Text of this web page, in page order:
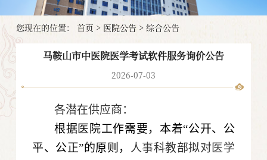
您现在的位置： 首页 > 医院公告> 综合公告
马鞍山市中医院医学考试软件服务询价公告
2026-07-03
各潜在供应商：
根据医院工作需要，本着“公开、公
平、公正”的原则， 人事科教部拟对医学